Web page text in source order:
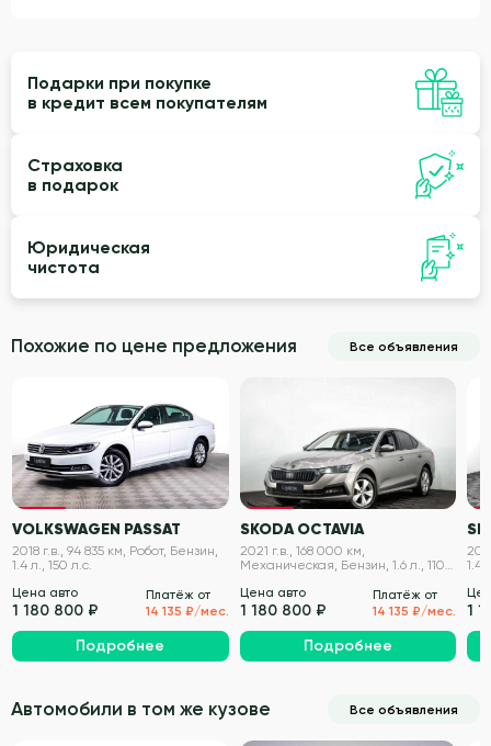
Подарки при покупке
в кредит всем покупателям
Страховка
в подарок
Юридическая
чистота
Похожие по цене предложения Все объявления
VIN проверен
VOLKSWAGEN PASSAT
2018 г.в., 94 835 км, Робот, Бензин,
1.4 л., 150 л.с.
Цена авто
1 180 800 ₽
Платёж от
14 135 ₽/мес.
Подробнее
VIN проверен
SKODA OCTAVIA
2021 г.в., 168 000 км,
Механическая, Бензин, 1.6 л., 110
Цена авто
1 180 800 ₽
Платёж от
14 135 ₽/мес.
Подробнее
1.4
1
Автомобили в том же кузове Все объявления